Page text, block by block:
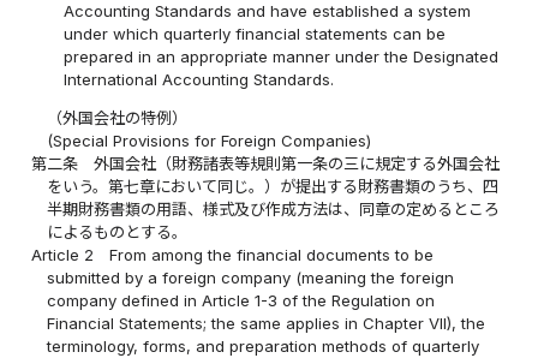
Accounting Standards and have established a system
under which quarterly financial statements can be
prepared in an appropriate manner under the Designated
International Accounting Standards.
（外国会社の特例）
(Special Provisions for Foreign Companies)
第二条
外国会社（財務諸表等規則第一条の三に規定する外国会社
をいう。第七章において同じ。）が提出する財務書類のうち、四
半期財務書類の用語、様式及び作成方法は、同章の定めるところ
によるものとする。
Article 2
From among the financial documents to be
submitted by a foreign company (meaning the foreign
company defined in Article 1-3 of the Regulation on
Financial Statements; the same applies in Chapter VII), the
terminology, forms, and preparation methods of quarterly